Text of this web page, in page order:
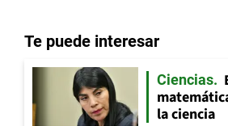
Te puede interesar
Ciencias
la ciencia